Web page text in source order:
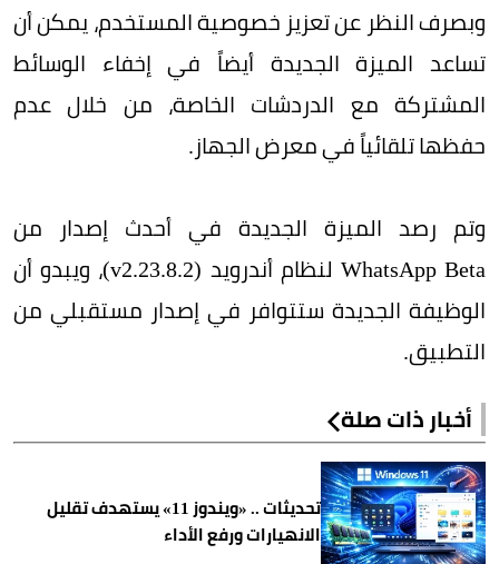
وبصرف النظر عن تعزيز خصوصية المستخدم، يمكن أن
تساعد الميزة الجديدة أيضاً في إخفاء الوسائط
المشتركة مع الدردشات الخاصة، من خلال عدم
حفظها تلقائياً في معرض الجهاز.
وتم رصد الميزة الجديدة في أحدث إصدار من
WhatsApp Beta لنظام أندرويد (v2.23.8.2)، ويبدو أن
الوظيفة الجديدة ستتوافر في إصدار مستقبلي من
التطبيق.
أخبار ذات صلة
تحديثات .. «ويندوز 11» يستهدف تقليل
الانهيارات ورفع الأداء